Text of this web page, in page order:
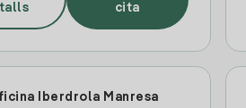
cita
Iberdrola Manresa